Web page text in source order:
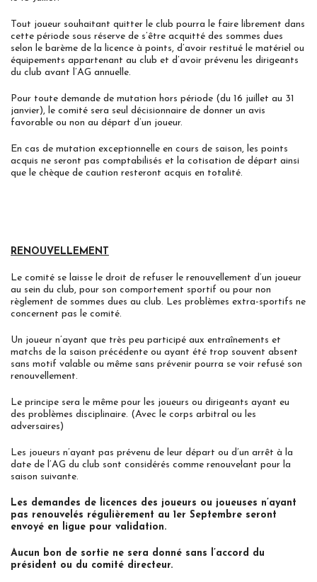
Tout joueur souhaitant quitter le club pourra le faire librement dans
cette période sous réserve de s’être acquitté des sommes dues
selon le barème de la licence à points, d’avoir restitué le matériel ou
équipements appartenant au club et d’avoir prévenu les dirigeants
du club avant l’AG annuelle.
Pour toute demande de mutation hors période (du 16 juillet au 31
janvier), le comité sera seul décisionnaire de donner un avis
favorable ou non au départ d’un joueur.
En cas de mutation exceptionnelle en cours de saison, les points
acquis ne seront pas comptabilisés et la cotisation de départ ainsi
que le chèque de caution resteront acquis en totalité.
RENOUVELLEMENT
Le comité se laisse le droit de refuser le renouvellement d’un joueur
au sein du club, pour son comportement sportif ou pour non
règlement de sommes dues au club. Les problèmes extra-sportifs ne
concernent pas le comité.
Un joueur n’ayant que très peu participé aux entraînements et
matchs de la saison précédente ou ayant été trop souvent absent
sans motif valable ou même sans prévenir pourra se voir refusé son
renouvellement.
Le principe sera le même pour les joueurs ou dirigeants ayant eu
des problèmes disciplinaire. (Avec le corps arbitral ou les
adversaires)
Les joueurs n’ayant pas prévenu de leur départ ou d’un arrêt à la
date de l’AG du club sont considérés comme renouvelant pour la
saison suivante.
Les demandes de licences des joueurs ou joueuses n’ayant
pas renouvelés régulièrement au 1er Septembre seront
envoyé en ligue pour validation.
Aucun bon de sortie ne sera donné sans l’accord du
président ou du comité directeur.